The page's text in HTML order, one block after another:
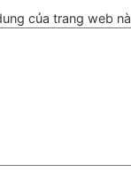
của trang web